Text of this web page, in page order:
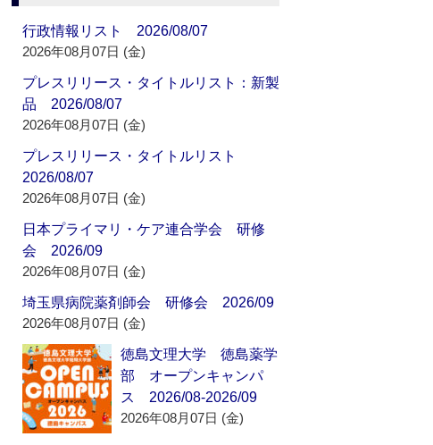
行政情報リスト 2026/08/07
2026年08月07日 (金)
プレスリリース・タイトルリスト：新製
品 2026/08/07
2026年08月07日 (金)
プレスリリース・タイトルリスト
2026/08/07
2026年08月07日 (金)
日本プライマリ・ケア連合学会 研修
会 2026/09
2026年08月07日 (金)
埼玉県病院薬剤師会 研修会 2026/09
2026年08月07日 (金)
徳島文理大学 徳島薬学
部 オープンキャンパ
ス 2026/08-2026/09
2026年08月07日 (金)